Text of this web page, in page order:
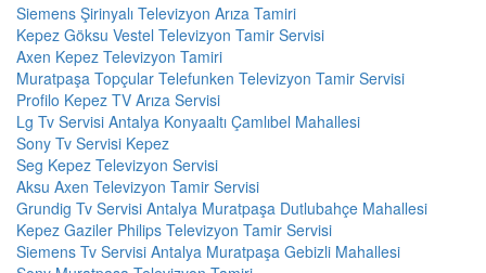
Siemens Şirinyalı Televizyon Arıza Tamiri
Kepez Göksu Vestel Televizyon Tamir Servisi
Axen Kepez Televizyon Tamiri
Muratpaşa Topçular Telefunken Televizyon Tamir Servisi
Profilo Kepez TV Arıza Servisi
Lg Tv Servisi Antalya Konyaaltı Çamlıbel Mahallesi
Sony Tv Servisi Kepez
Seg Kepez Televizyon Servisi
Aksu Axen Televizyon Tamir Servisi
Grundig Tv Servisi Antalya Muratpaşa Dutlubahçe Mahallesi
Kepez Gaziler Philips Televizyon Tamir Servisi
Siemens Tv Servisi Antalya Muratpaşa Gebizli Mahallesi